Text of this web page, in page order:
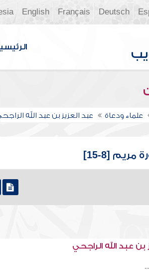
Deutsch
Français
English
علماء ودعاة عبد العزيز بن عبد الله
[8-15]
بن عبد الله الراجحي